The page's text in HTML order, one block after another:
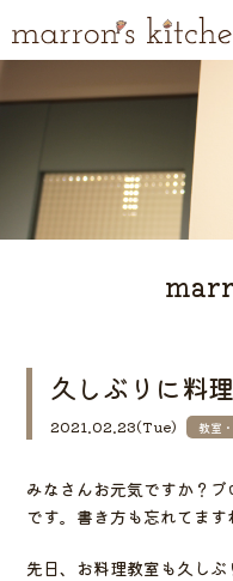
久しぶりに料
2021.02.23(Tue) 教室
みなさんお元気ですか？
です。書き方も忘れてます
先日、お料理教室も久し